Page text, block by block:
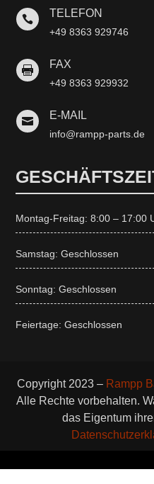
 TELEFON
+49 8363 929746
 FAX
+49 8363 929932
 E-MAIL
info@rampp-parts.de
Montag-Freitag: 8:00 – 17:00
Samstag: Geschlossen
Sonntag: Geschlossen
Feiertage: Geschlossen
Copyright 2023 – Rampp
Alle Rechte vorbehalten.
das Eigentum